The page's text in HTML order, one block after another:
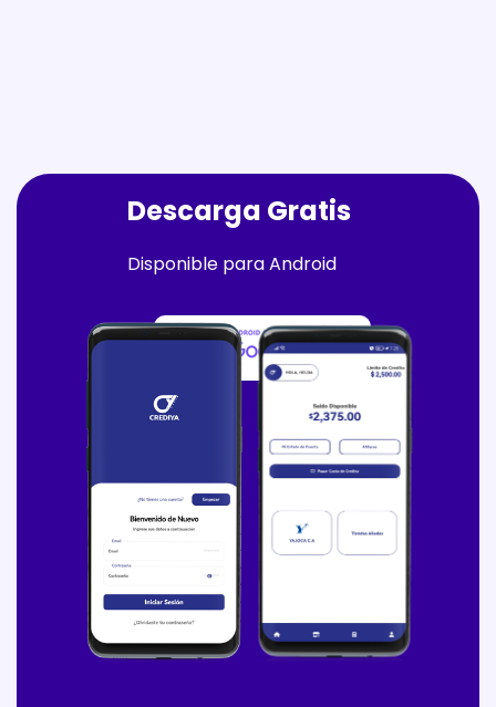
Descarga Gratis
Disponible para Android